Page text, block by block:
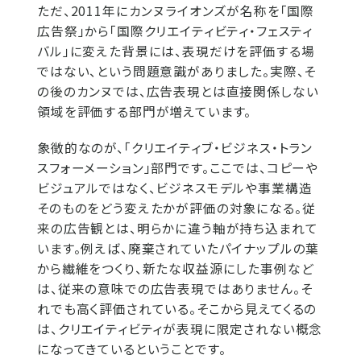
ただ、2011年にカンヌライオンズが名称を「国際
広告祭」から「国際クリエイティビティ・フェスティ
バル」に変えた背景には、表現だけを評価する場
ではない、という問題意識がありました。実際、そ
の後のカンヌでは、広告表現とは直接関係しない
領域を評価する部門が増えています。
象徴的なのが、「クリエイティブ・ビジネス・トラン
スフォーメーション」部門です。ここでは、コピーや
ビジュアルではなく、ビジネスモデルや事業構造
そのものをどう変えたかが評価の対象になる。従
来の広告観とは、明らかに違う軸が持ち込まれて
います。例えば、廃棄されていたパイナップルの葉
から繊維をつくり、新たな収益源にした事例など
は、従来の意味での広告表現ではありません。そ
れでも高く評価されている。そこから見えてくるの
は、クリエイティビティが表現に限定されない概念
になってきているということです。